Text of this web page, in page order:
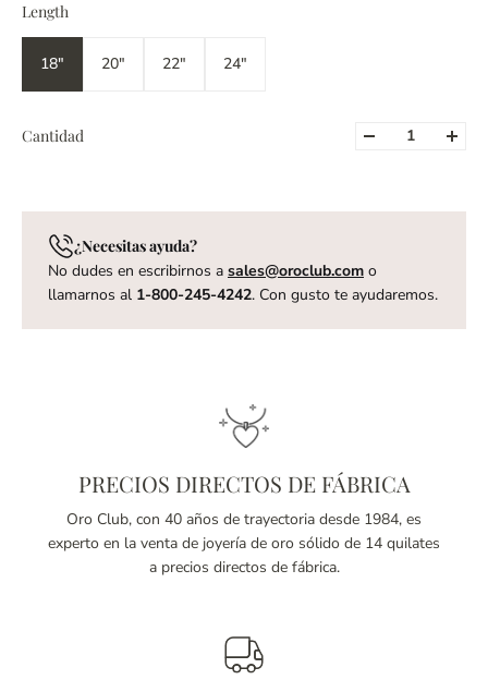
Length
18" 20" 22" 24"
Cantidad
¿Necesitas ayuda?
No dudes en escribirnos a sales@oroclub.com o
llamarnos al 1-800-245-4242. Con gusto te ayudaremos.
PRECIOS DIRECTOS DE FÁBRICA
Oro Club, con 40 años de trayectoria desde 1984, es
experto en la venta de joyería de oro sólido de 14 quilates
a precios directos de fábrica.